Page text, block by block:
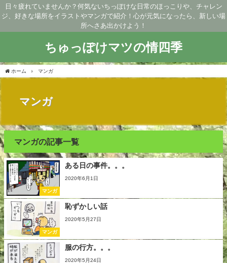
日々疲れていませんか？何気ないちっぽけな日常のほっこりや、チャレン
ジ、好きな場所をイラストやマンガで紹介！心が元気になったら、新しい場
所へさあ出かけよう！
ちゅっぽけマツの情四季
ホーム マンガ
マンガ
マンガの記事一覧
マンガ
ある日の事件。。。
2020年6月1日
マンガ
恥ずかしい話
2020年5月27日
服の行方。。。
2020年5月24日